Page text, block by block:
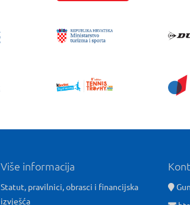
Više informacija
Statut, pravilnici, obrasci i financijska
izvješća